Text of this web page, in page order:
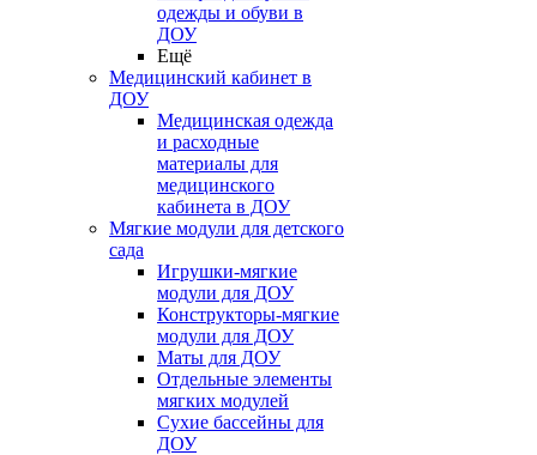
одежды и обуви в
ДОУ
Ещё
Медицинский кабинет в
ДОУ
Медицинская одежда
и расходные
материалы для
медицинского
кабинета в ДОУ
Мягкие модули для детского
сада
Игрушки-мягкие
модули для ДОУ
Конструкторы-мягкие
модули для ДОУ
Маты для ДОУ
Отдельные элементы
мягких модулей
Сухие бассейны для
ДОУ